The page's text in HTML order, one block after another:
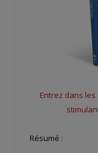
Entrez dans
Résumé :